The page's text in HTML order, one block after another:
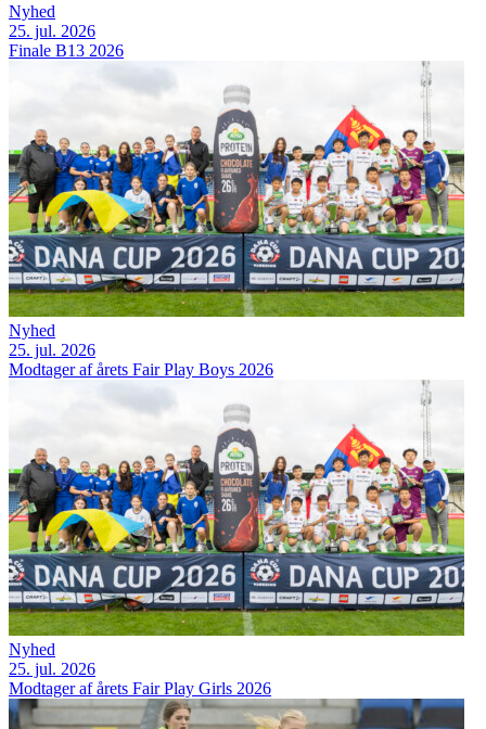
Nyhed
25. jul. 2026
Finale B13 2026
Nyhed
25. jul. 2026
Modtager af årets Fair Play Boys 2026
Nyhed
25. jul. 2026
Modtager af årets Fair Play Girls 2026